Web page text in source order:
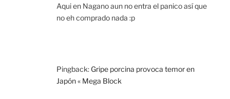
Aqui en Nagano aun no entra el panico así que
no eh comprado nada :p
Pingback: Gripe porcina provoca temor en
Japón « Mega Block